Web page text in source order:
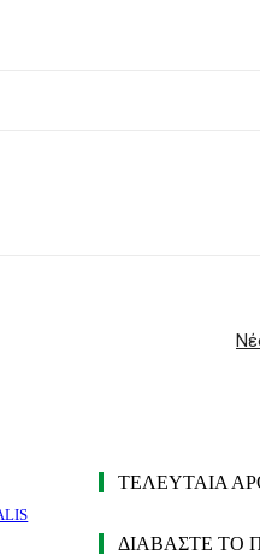
ΤΕΛΕΥΤΑΙΑ
ΔΙΑΒΑΣΤΕ ΤΟ